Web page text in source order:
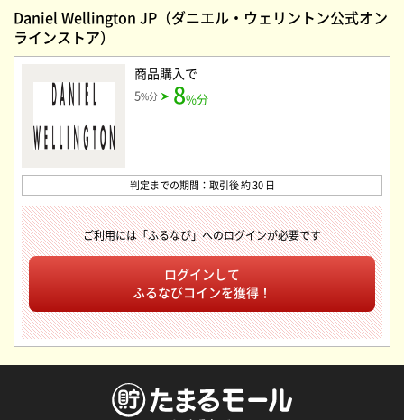
Daniel Wellington JP（ダニエル・ウェリントン公式オン
ラインストア）
商品購入で
5%分 8%分
判定までの期間：取引後 約 30 日
ご利用には「ふるなび」へのログインが必要です
ログインして
ふるなびコインを獲得！